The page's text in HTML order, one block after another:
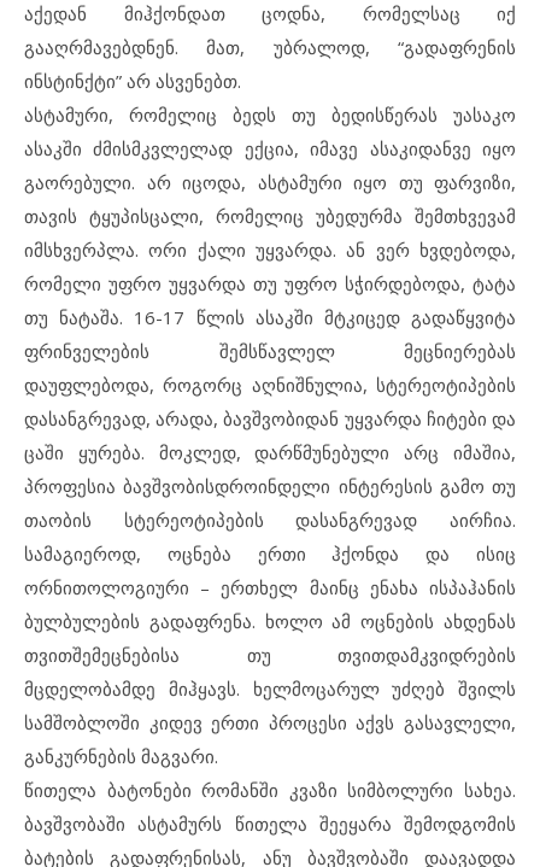
აქედან მიჰქონდათ ცოდნა, რომელსაც იქ
გააღრმავებდნენ. მათ, უბრალოდ, “გადაფრენის
ინსტინქტი” არ ასვენებთ.
ასტამური, რომელიც ბედს თუ ბედისწერას უასაკო
ასაკში ძმისმკვლელად ექცია, იმავე ასაკიდანვე იყო
გაორებული. არ იცოდა, ასტამური იყო თუ ფარვიზი,
თავის ტყუპისცალი, რომელიც უბედურმა შემთხვევამ
იმსხვერპლა. ორი ქალი უყვარდა. ან ვერ ხვდებოდა,
რომელი უფრო უყვარდა თუ უფრო სჭირდებოდა, ტატა
თუ ნატაშა. 16-17 წლის ასაკში მტკიცედ გადაწყვიტა
ფრინველების შემსწავლელ მეცნიერებას
დაუფლებოდა, როგორც აღნიშნულია, სტერეოტიპების
დასანგრევად, არადა, ბავშვობიდან უყვარდა ჩიტები და
ცაში ყურება. მოკლედ, დარწმუნებული არც იმაშია,
პროფესია ბავშვობისდროინდელი ინტერესის გამო თუ
თაობის სტერეოტიპების დასანგრევად აირჩია.
სამაგიეროდ, ოცნება ერთი ჰქონდა და ისიც
ორნითოლოგიური – ერთხელ მაინც ენახა ისპაჰანის
ბულბულების გადაფრენა. ხოლო ამ ოცნების ახდენას
თვითშემეცნებისა თუ თვითდამკვიდრების
მცდელობამდე მიჰყავს. ხელმოცარულ უძღებ შვილს
სამშობლოში კიდევ ერთი პროცესი აქვს გასავლელი,
განკურნების მაგვარი.
წითელა ბატონები რომანში კვაზი სიმბოლური სახეა.
ბავშვობაში ასტამურს წითელა შეეყარა შემოდგომის
ბატების გადაფრენისას, ანუ ბავშვობაში დაავადდა